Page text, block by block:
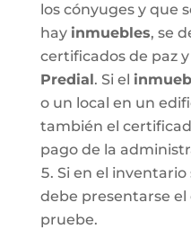
los cónyuges y que
hay inmuebles, se
certificados de paz
Predial. Si el
o un local en un
también el
pago de la
Si en el
debe presentarse
pruebe.